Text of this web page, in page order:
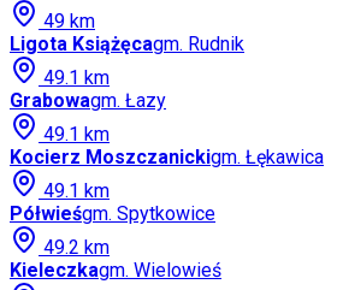
49 km
Ligota Książęcagm. Rudnik
49.1 km
Grabowagm. Łazy
49.1 km
Kocierz Moszczanickigm. Łękawica
49.1 km
Półwieśgm. Spytkowice
49.2 km
Kieleczkagm. Wielowieś